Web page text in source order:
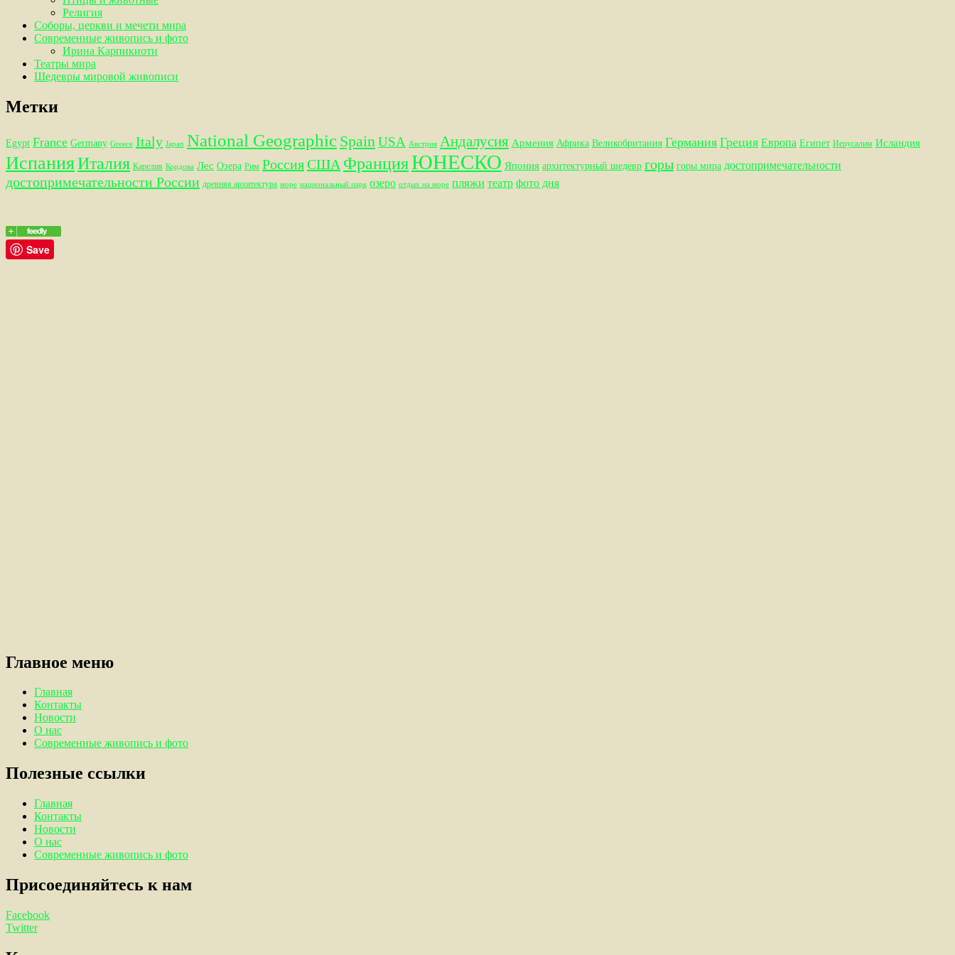
Религия
Соборы, церкви и мечети мира
Современные живопись и фото
Ирина Карпикиоти
Театры мира
Шедевры мировой живописи
Метки
Egypt France Germany Greece Italy Japan National Geographic Spain USA Австрия Андалусия Армения Африка Великобритания Германия Греция Европа Египет Иерусалим Исландия
ИспанияИталия Карелия Кордова Лес Озера Рим РоссияСША ФранцияЮНЕСКО Япония архитектурный шедевр горы горы мира достопримечательности
достопримечательности России древняя архитектура море национальный парк озеро отдых на море пляжи театр фото дня
Save
Главное меню
Главная
Контакты
Новости
О нас
Современные живопись и фото
Полезные ссылки
Главная
Контакты
Новости
О нас
Современные живопись и фото
Присоединяйтесь к нам
Facebook
Twitter